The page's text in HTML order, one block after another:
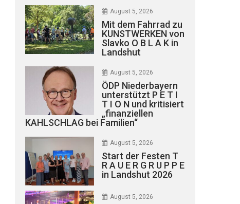
August 5, 2026
Mit dem Fahrrad zu
KUNSTWERKEN von
Slavko O B L A K in
Landshut
August 5, 2026
ÖDP Niederbayern
unterstützt P E T I
T I O N und kritisiert
„finanziellen
KAHLSCHLAG bei Familien“
August 5, 2026
Start der Festen T
R A U E R G R U P P E
in Landshut 2026
August 5, 2026